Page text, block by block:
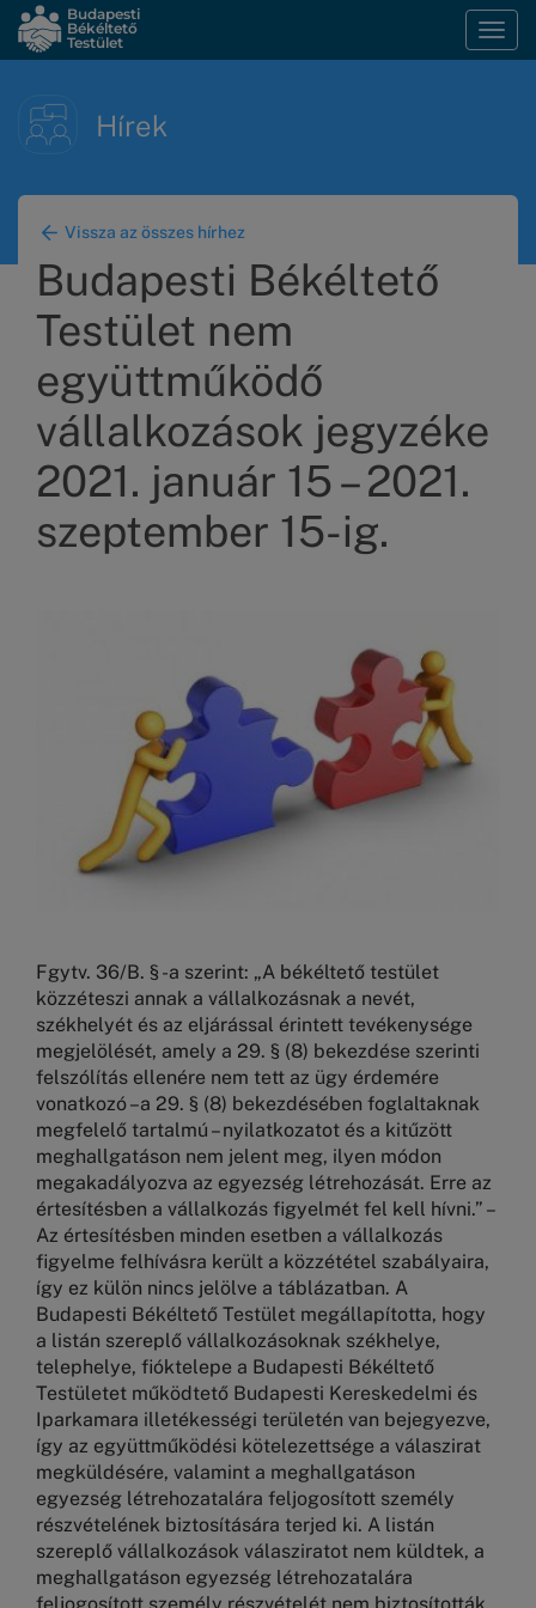
Ugrás
tartalomra
Budapesti
Békéltető
Testület
Hírek
Vissza az összes hírhez
Budapesti Békéltető
Testület nem
együttműködő
vállalkozások jegyzéke
2021. január 15 – 2021.
szeptember 15-ig.
Fgytv. 36/B. § -a szerint: „A békéltető testület
közzéteszi annak a vállalkozásnak a nevét,
székhelyét és az eljárással érintett tevékenysége
megjelölését, amely a 29. § (8) bekezdése szerinti
felszólítás ellenére nem tett az ügy érdemére
vonatkozó –a 29. § (8) bekezdésében foglaltaknak
megfelelő tartalmú – nyilatkozatot és a kitűzött
meghallgatáson nem jelent meg, ilyen módon
megakadályozva az egyezség létrehozását. Erre az
értesítésben a vállalkozás figyelmét fel kell hívni.” –
Az értesítésben minden esetben a vállalkozás
figyelme felhívásra került a közzététel szabályaira,
így ez külön nincs jelölve a táblázatban. A
Budapesti Békéltető Testület megállapította, hogy
a listán szereplő vállalkozásoknak székhelye,
telephelye, fióktelepe a Budapesti Békéltető
Testületet működtető Budapesti Kereskedelmi és
Iparkamara illetékességi területén van bejegyezve,
így az együttműködési kötelezettsége a válaszirat
megküldésére, valamint a meghallgatáson
egyezség létrehozatalára feljogosított személy
részvételének biztosítására terjed ki. A listán
szereplő vállalkozások válasziratot nem küldtek, a
meghallgatáson egyezség létrehozatalára
feljogosított személy részvételét nem biztosították.